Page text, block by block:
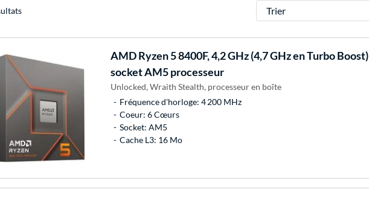
Trier
AMDRyzen 5 8400F, 4,2 GHz (4,7 GHz en Turbo Boost)
socket AM5 processeur
Unlocked, Wraith Stealth, processeur en boîte
Fréquence d'horloge: 4 200 MHz
Coeur: 6 Cœurs
Socket: AM5
Cache L3: 16 Mo